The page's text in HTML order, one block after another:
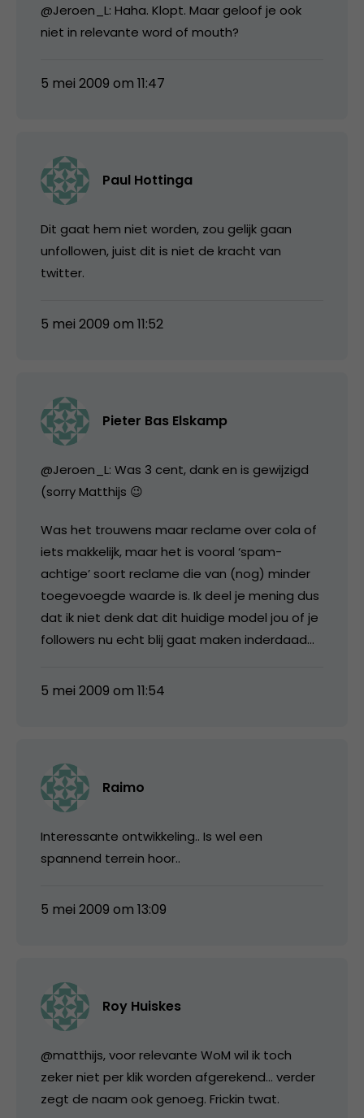
@Jeroen_L: Haha. Klopt. Maar geloof je ook
niet in relevante word of mouth?
5 mei 2009 om 11:47
Paul Hottinga
Dit gaat hem niet worden, zou gelijk gaan
unfollowen, juist dit is niet de kracht van
twitter.
5 mei 2009 om 11:52
Pieter Bas Elskamp
@Jeroen_L: Was 3 cent, dank en is gewijzigd
(sorry Matthijs 😉
Was het trouwens maar reclame over cola of
iets makkelijk, maar het is vooral ‘spam-
achtige’ soort reclame die van (nog) minder
toegevoegde waarde is. Ik deel je mening dus
dat ik niet denk dat dit huidige model jou of je
followers nu echt blij gaat maken inderdaad…
5 mei 2009 om 11:54
Raimo
Interessante ontwikkeling.. Is wel een
spannend terrein hoor..
5 mei 2009 om 13:09
Roy Huiskes
@matthijs, voor relevante WoM wil ik toch
zeker niet per klik worden afgerekend… verder
zegt de naam ook genoeg. Frickin twat.